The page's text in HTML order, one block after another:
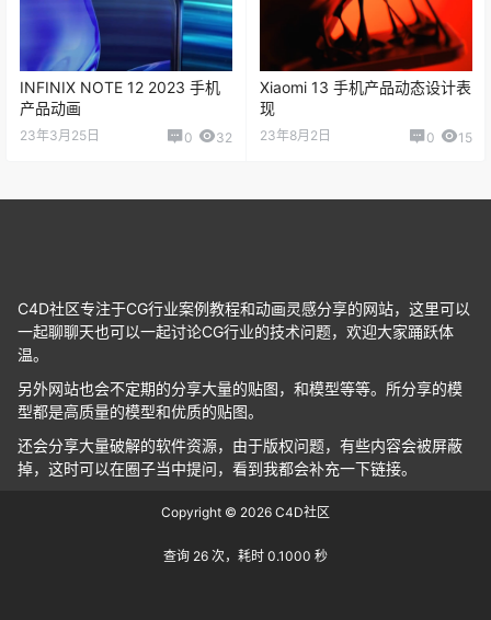
INFINIX NOTE 12 2023 手机
产品动画
23年3月25日 0 32
Xiaomi 13 手机产品动态设计表
现
23年8月2日 0 15
C4D社区专注于CG行业案例教程和动画灵感分享的网站，这里可以
一起聊聊天也可以一起讨论CG行业的技术问题，欢迎大家踊跃体
温。
另外网站也会不定期的分享大量的贴图，和模型等等。所分享的模
型都是高质量的模型和优质的贴图。
还会分享大量破解的软件资源，由于版权问题，有些内容会被屏蔽
掉，这时可以在圈子当中提问，看到我都会补充一下链接。
Copyright © 2026 C4D社区
查询 26 次，耗时 0.1000 秒